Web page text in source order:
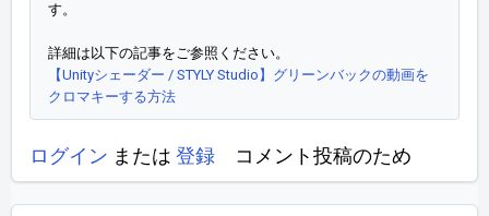
す。
詳細は以下の記事をご参照ください。
【Unityシェーダー / STYLY Studio】グリーンバックの動画を
クロマキーする方法
ログイン または 登録 コメント投稿のため